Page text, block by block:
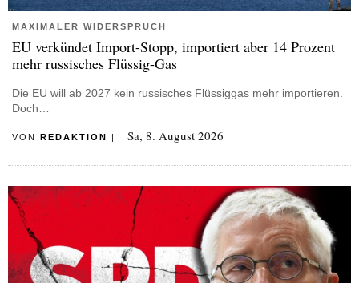
MAXIMALER WIDERSPRUCH
EU verkündet Import-Stopp, importiert aber 14 Prozent
mehr russisches Flüssig-Gas
Die EU will ab 2027 kein russisches Flüssiggas mehr importieren.
Doch…
VON REDAKTION Sa, 8. August 2026